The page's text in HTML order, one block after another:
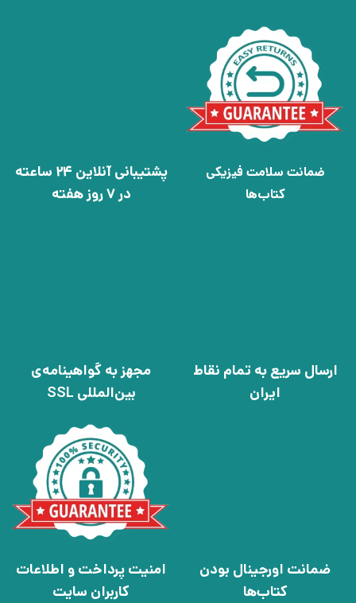
ضمانت سلامت فیزیکی
کتاب‌ها
پشتیبانی آنلاین 24 ساعته
در 7 روز هفته
ارسال سریع به تمام نقاط
ایران
مجهز به گواهینامه‌ی
بین‌المللی SSL
ضمانت اورجینال بودن
کتاب‌ها
امنیت پرداخت و اطلاعات
کاربران سایت